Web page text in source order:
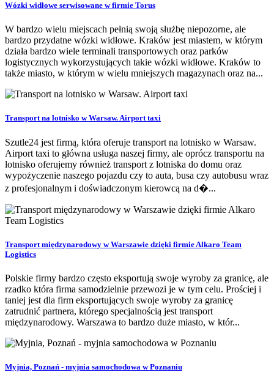
Wózki widłowe serwisowane w firmie Torus
W bardzo wielu miejscach pełnią swoją służbę niepozorne, ale
bardzo przydatne wózki widłowe. Kraków jest miastem, w którym
działa bardzo wiele terminali transportowych oraz parków
logistycznych wykorzystujących takie wózki widłowe. Kraków to
także miasto, w którym w wielu mniejszych magazynach oraz na...
Transport na lotnisko w Warsaw. Airport taxi
Szutle24 jest firmą, która oferuje transport na lotnisko w Warsaw.
Airport taxi to główna usługa naszej firmy, ale oprócz transportu na
lotnisko oferujemy również transport z lotniska do domu oraz
wypożyczenie naszego pojazdu czy to auta, busa czy autobusu wraz
z profesjonalnym i doświadczonym kierowcą na d�...
Transport międzynarodowy w Warszawie dzięki firmie Alkaro Team
Logistics
Polskie firmy bardzo często eksportują swoje wyroby za granicę, ale
rzadko która firma samodzielnie przewozi je w tym celu. Prościej i
taniej jest dla firm eksportujących swoje wyroby za granicę
zatrudnić partnera, którego specjalnością jest transport
międzynarodowy. Warszawa to bardzo duże miasto, w któr...
Myjnia, Poznań - myjnia samochodowa w Poznaniu